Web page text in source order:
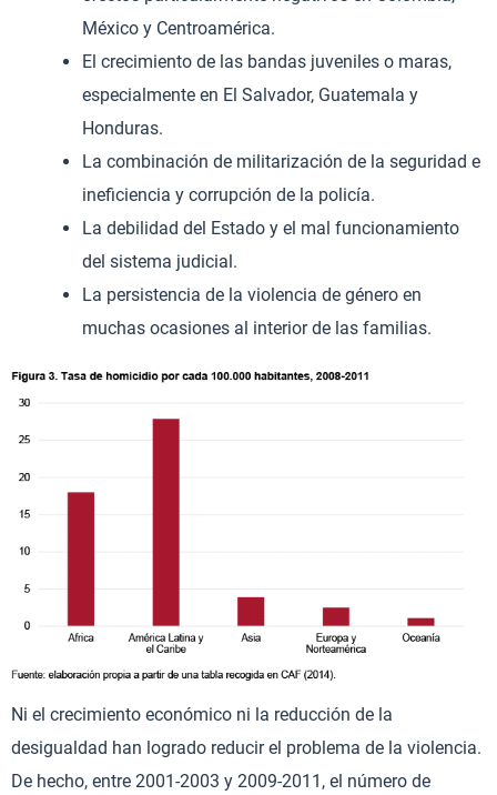
México y Centroamérica.
El crecimiento de las bandas juveniles o maras,
especialmente en El Salvador, Guatemala y
Honduras.
La combinación de militarización de la seguridad e
ineficiencia y corrupción de la policía.
La debilidad del Estado y el mal funcionamiento
del sistema judicial.
La persistencia de la violencia de género en
muchas ocasiones al interior de las familias.
Ni el crecimiento económico ni la reducción de la
desigualdad han logrado reducir el problema de la violencia.
De hecho, entre 2001-2003 y 2009-2011, el número de